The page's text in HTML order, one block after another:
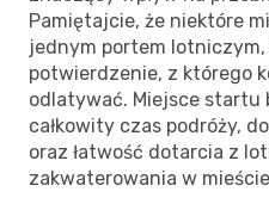
Pamiętajcie, że niektóre
jednym portem
potwierdzenie, z którego
odlatywać. Miejsce startu
całkowity czas podróży,
oraz łatwość dotarcia z
zakwaterowania w